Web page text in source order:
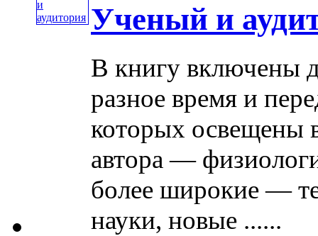
Ученый и
В книгу включены
разное время и
которых освещены
автора —
более широкие —
науки, новые ......